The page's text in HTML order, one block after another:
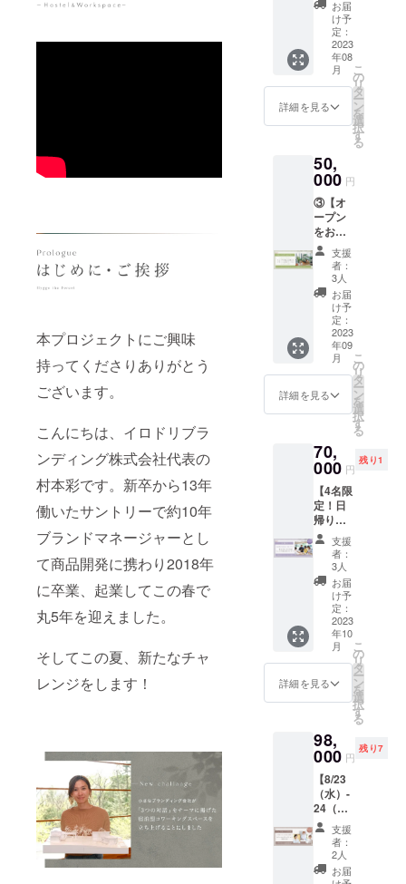
本プロジェクトにご興味
持ってくださりありがとう
ございます。
こんにちは、イロドリブラ
ンディング株式会社代表の
村本彩です。新卒から13年
働いたサントリーで約10年
ブランドマネージャーとし
て商品開発に携わり2018年
に卒業、起業してこの春で
丸5年を迎えました。
そしてこの夏、新たなチャ
レンジをします！
当日の
詳細ご
案内は8
月上旬
頃、
メール
送りし
ます。
のチ
ケット
のキャ
ンセル
は原則
対応し
ており
ませ
ん。 ※
オンラ
インイ
ベント
参加者
限定
で“ブラ
ンドア
イデン
ティ
ティ
0ページ
程度の
資
料）”を
データ
でご提
供（後
日メー
ルでご
案内）
ンスの
いいデ
ザイ
ン、
マーケ
の結果
が出る
み。 ※
開催日
より3営
業日以
内アー
カイブ
配信予
定（視
聴期
限：開
催日よ
り1ヶ
月）
※zoom
URL等
詳細ご
案内は8
頃、
メール
にてお
送りし
ます。
※購入後
のチ
ケット
のキャ
ンセル
は原則
対応し
ており
ませ
ん。 ※
オンラ
インイ
ベント
参加者
で“ブラ
ンドア
イデン
ティ
ティ
PDF（2
0ページ
程度の
料）”を
データ
役とな
る。 自
分らし
く幸せ
に生き
ていく
「心の
学校」
ンス
ヒーリ
ング実
践講座
を主
宰。少
数精鋭
講座に
も関わ
らず6年
間で、
東京・
大阪・
札幌の3
延べ400
名超の
卒業生
開催日
より3営
業日以
内に
アーカ
イブ配
信予定
（視聴
期限：
開催日
より1ヶ
月）
※zoom
URL等
当日の
案内は8
月上旬
メール
にてお
送りし
ます。
※購入後
のチ
ケット
のキャ
ンセル
は原則
対応し
信予定
（視聴
期限：
開催日
より1ヶ
月）
※zoom
URL等
月上旬
頃、
メール
にてお
送りし
ます。
※購入後
のチ
ケット
のキャ
ンセル
は原則
対応し
ており
ませ
オンラ
インイ
限定
で“ブラ
ンドア
イデン
ティ
ティ
PDF（2
0ページ
程度の
資
料）”を
データ
でご提
供（後
案内）
eチャン
ネル登
録者1.5
万人以
催日よ
り3営業
信予定
（視聴
開催日
より1ヶ
月）
※zoom
URL等
当日の
詳細ご
案内は7
月下旬
頃、
メール
にてお
送りし
ます。
※購入後
のキャ
ンセル
は原則
対応し
ており
ませ
ん。 ※
オンラ
インイ
ベント
参加者
限定
で”ヒュ
ッゲの
森ブラ
ブッ
ク”を
でプレ
ゼント
（後日
メール
でご案
内）
定申告
をゴー
ルとし
なが
ら、経
営者と
して必
要とな
を学ぶ
オンラ
インプ
ログラ
ムが大
好評。
※開催日
より3営
業日以
内アー
カイブ
配信予
定（視
聴期
限：開
催日よ
り1ヶ
当日の
詳細ご
月上旬
頃、
メール
にてお
送りし
ます。
※購入後
のチ
ケット
のキャ
ンセル
は原則
対応し
ており
インイ
ベント
参加者
限定
で“ブラ
ンドア
イデン
ティ
ティ
PDF（2
村本彩
にとっ
てかけ
がえの
ない存
在であ
る家族
の関係
につい
させて
いただ
きたい
と思い
ます！
いつも
とは
ちょっ
と違う
村本彩
の顔が
見られ
るか
も！？
夫婦漫
才をお
楽しみ
くださ
い。聞
たい質
問も大
募集！
※夫婦で
一緒に
ご視聴
される
場合
も、1支
援で大
丈夫で
す。
※zoom
URL
等、当
日の詳
細ご案
内は8月
メール
にてお
送りし
ます。
※開催日
時につ
いて
は、9月
の土曜
20時で
icoffee
_kobuc
hisawa/
＜商品
詳細＞
名称：
ヒー豆
サイ
160mm
×230m
m 重
量：
250g 保
存方
法：高
温多湿
を避
け、開
封後は
なるべ
くお早
めにお
召し上
がりく
ださい
賞味期
限：1ヶ
地：エ
チオピ
ア、ブ
ラジ
ル、ペ
ルー、
ホン
ジュラ
コー
ヒーは
豆のま
までの
お届け
になり
ます。
※お届け
先住所
にお間
ないよ
うご確
認の
上、ご
購入お
願いい
たしま
す。 ※
お届け
は8月末
Brandin
g代表村
本彩
③8/30
（水）
13時〜
気づき
望む人
ために
必要な
こと
（株）
コア
エッセ
ンス代
表取締
役 山田
眞佑里
さん
×irodori
Brandin
g（株）
④9/14
（木）
スのブ
レイク
スルー
を起こ
す秘策
オン
リーワ
ンパー
トナー
ズ
（株）
代表取
締役 海
江田和
記さん
×irodori
Brandin
g（株）
本彩
⑤9/20
（水）
13時〜
不安を
軽やか
に超え
てい
く！脳
と心の
メカニ
ちを届
けるプ
ランで
す。ご
支援く
ださっ
た方の
お名前
プレー
トを植
物に添
えさせ
ていた
だき施
設内で
ご紹介
しま
す。 植
物は
ヒュッ
ゲの森
のグ
リーン
コー
ディ
セレク
ト！迷
わなく
て安
心！ こ
れから
始まる
ヒュッ
ゲの森
の物語
をご支
援いた
だいた
植物と
いきま
す。
※specia
thanks
！とし
て、HP
にもお
名前掲
載させ
ていた
だきま
す。 ※
備考欄
細＞ 本
プロ
ジェク
トでは
実際に
irodori
Brandin
gがすで
頼いた
だいて
品をブ
ラン
ディン
グして
いきま
す。
ヒュッ
ゲの森
をチャ
レンジ
しやす
い場、
そして
仲間た
ても活
用いた
だきた
いの
で、そ
んな想
いも込
めて 新
たに可
能性を
広げて
いくた
めに“ブ
ラン
ディン
てもら
いたい
様）”と
“ブラン
ディン
グを実
践で学
びた
い・深
めたい
方”を繋
ぐ企画
（ヒュ
ッゲの
森 近隣
ガイド
マップ
付き）
北杜市
で長く
フラ
ワー
ショッ
プ
「Flowe
rs for
Lena（
フラ
ワーズ
フォー
ナ）」
さんの
ドライ
フラ
ワーを
お届け
ッゲの
森から
コミュ
ニティ
の輪を
広げて
いく企
画やイ
ベント
の拡充
に利用
してほ
しい」
と純粋
に応援
した
る方へ
感謝の
メッ
セージ
と共
に、北
杜市の
風を感
じられ
る商品
お届
け予
定：
2023
年08
月
詳細を見る
こ
の
リ
タ
ー
ン
を
選
択
す
る
50,
000 円
③【オ
ープン
をお祝
いの気
持ちを
届けた
い！】
ヒュッ
ゲの森
にお祝
いのグ
リーン
を贈ろ
う！植
物
レート
にお名
前刻印
＞
special
thanks
！ ＜詳
細＞
ヒュッ
ゲの森
オープ
ンのお
祝いに
何かプ
レゼン
トを贈
りた
る方向
けに、
外を彩
り豊か
に演出
するグ
リーン
で気持
ちを届
支援
者：
3人
お届
け予
定：
2023
年09
月
詳細を見る
こ
の
リ
タ
ー
ン
を
選
択
す
る
70,
000 円
残り1
【4名限
定！日
帰り企
画！】
村本が
駅まで
お迎え
＆一緒
にドラ
イブ！
北杜市
を味わ
いなが
ら対話
しよ
スイー
ツ付
き ＜
詳細＞
村本が
愛車で
あなた
を小渕
沢駅ま
でお迎
支援
者：
3人
お届
け予
定：
2023
年10
月
詳細を見る
こ
の
リ
タ
ー
ン
を
選
択
す
る
98,
000 円
残り7
【8/23
（水）-
24（木
）】9名
限定！
宿泊型
合宿
支援
者：
2人
お届